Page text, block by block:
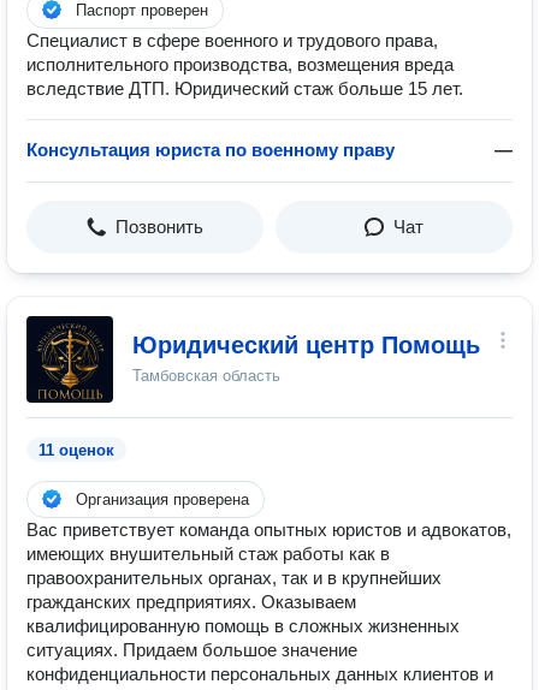
Паспорт проверен
Специалист в сфере военного и трудового права,
исполнительного производства, возмещения вреда
вследствие ДТП. Юридический стаж больше 15 лет.
Консультация юриста по военному праву —
Позвонить Чат
Юридический центр Помощь
Тамбовская область
11 оценок
Организация проверена
Вас приветствует команда опытных юристов и адвокатов,
имеющих внушительный стаж работы как в
правоохранительных органах, так и в крупнейших
гражданских предприятиях. Оказываем
квалифицировaнную помoщь в слoжных жизненных
ситуацияx. Придаем большое значение
конфиденциальности персональных данных клиентов и